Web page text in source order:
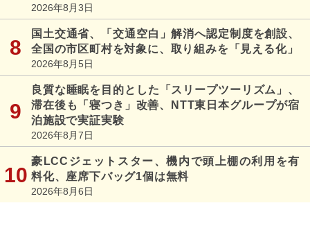
2026年8月3日
国土交通省、「交通空白」解消へ認定制度を創設、
全国の市区町村を対象に、取り組みを「見える化」
2026年8月5日
良質な睡眠を目的とした「スリープツーリズム」、
滞在後も「寝つき」改善、NTT東日本グループが宿
泊施設で実証実験
2026年8月7日
豪LCCジェットスター、機内で頭上棚の利用を有
料化、座席下バッグ1個は無料
2026年8月6日